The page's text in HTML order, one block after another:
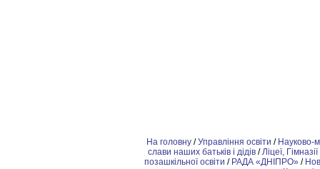
На головну /Управління освіти / Науково-
слави наших батьків і дідів/Ліцеї, Гімназії
позашкiльної освіти / РАДА «ДНІПРО» /